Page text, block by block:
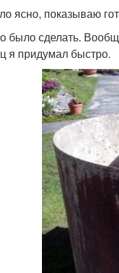
ясно, показываю
было сделать.
я придумал быстро.